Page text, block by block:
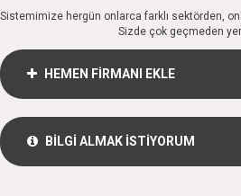
Sistemimize hergün onlarca farklı sektörden,
Sizde çok geçmeden
HEMEN FİRMANI EKLE
BİLGİ ALMAK İSTİYORUM